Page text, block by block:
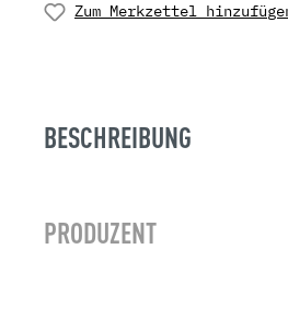
Zum Merkzettel
BESCHREIBUNG
PRODUZENT